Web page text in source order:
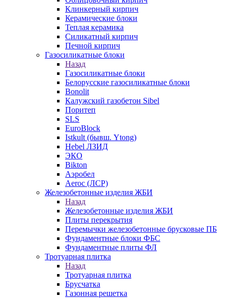
Клинкерный кирпич
Керамические блоки
Теплая керамика
Силикатный кирпич
Печной кирпич
Газосиликатные блоки
Назад
Газосиликатные блоки
Белорусские газосиликатные блоки
Bonolit
Калужский газобетон Sibel
Поритеп
SLS
EuroBlock
Istkult (бывш. Ytong)
Hebel ЛЗИД
ЭКО
Bikton
Аэробел
Aeroc (ЛСР)
Железобетонные изделия ЖБИ
Назад
Железобетонные изделия ЖБИ
Плиты перекрытия
Перемычки железобетонные брусковые ПБ
Фундаментные блоки ФБС
Фундаментные плиты ФЛ
Тротуарная плитка
Назад
Тротуарная плитка
Брусчатка
Газонная решетка